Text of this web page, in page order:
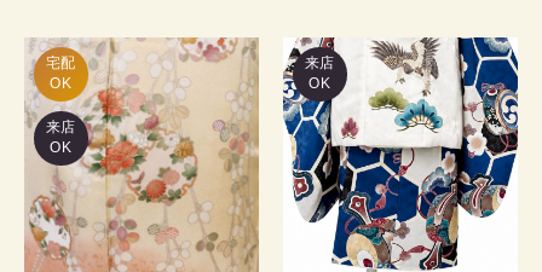
宅配
OK
来店
OK
来店
OK